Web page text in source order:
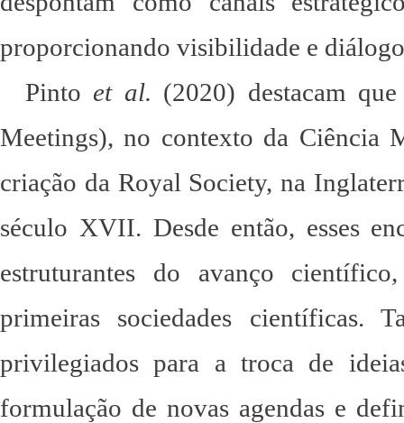
proporcionando visibilidade e
Pinto et al. (2020) destacam
Meetings), no contexto da Ciência
criação da Royal Society, na
século XVII. Desde então, esses
estruturantes do avanço
primeiras sociedades científicas.
privilegiados para a troca de
formulação de novas agendas e